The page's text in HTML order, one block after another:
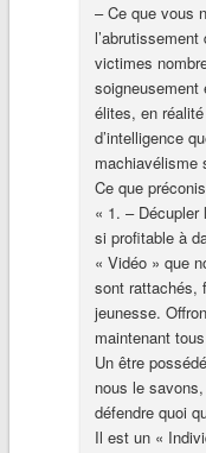
– Ce que vous
victimes
soigneusement
élites, en
d’intelligence
machiavélisme
Ce que
« 1. –
si profitable à
« Vidéo » que
sont rattachés,
jeunesse.
maintenant
Un être
nous le
défendre quoi
Il est un «